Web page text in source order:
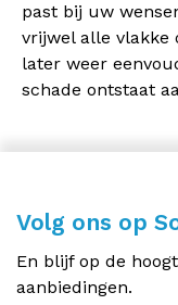
past bij uw
vrijwel alle vlakke
later weer
schade ontstaat
Volg ons op
En blijf op de
aanbiedingen.